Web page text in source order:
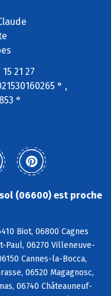
21 27
° ,
°
(06600) est proche
Biot, 06800 Cagnes
Paul, 06270 Villeneuve-
Cannes-la-Bocca,
06520 Magagnosc,
06740 Châteauneuf-